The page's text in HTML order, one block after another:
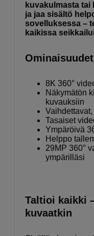
kuvakulmasta tai
ja jaa sisältö
sovelluksessa –
kaikissa
Ominaisuudet
8K 360°
Näkymätön
kuvauksiin
Tasaiset
Ympäröivä
Helppo
29MP 360°
ympärilläsi
Taltioi kaikki
kuvaatkin